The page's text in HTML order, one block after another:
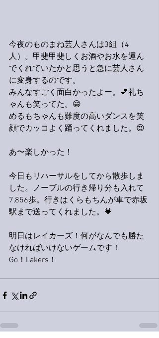
今夜のものまね芸人さんは3組（4
人）。甲斐甲斐しくお酒やお水を運ん
でくれていたかと思うと急に芸人さん
に変身するのです。
みんなすごく面白かったよー。💕礼ち
ゃんも笑ってた。😁
めるもちゃんも難度の高いダンスを笑
顔でカッコよく踊ってくれました。😍
あ〜楽しかった！
今日もリハーサルをしてから散歩しま
した。ノーブルの行き帰り分も入れて
7,856歩。行きはくらもちんが車で赤坂
駅まで送ってくれました。💗
明日はレイカーズ！何がなんでも勝た
なければいけないゲームです！
Go！Lakers！